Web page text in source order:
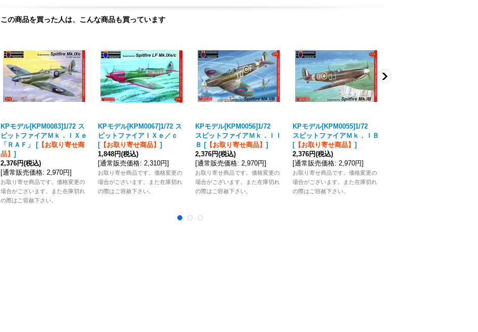
この商品を買った人は、こんな商品も買っています
KPモデル[KPM0083]1/72 ス
ピットファイアＭｋ．ＩＸｅ
「ＲＡＦ」
[【お取り寄せ商
品】 ]
2,376円(税込)
[通常販売価格: 2,970円]
お取り寄せ商品です。価格変更の
場合がございます。また在庫切れ
の際はご容赦下さい。
KPモデル[KPM0067]1/72 ス
ピットファイアＩＸｅ／ｃ
[【お取り寄せ商品】 ]
1,848円(税込)
[通常販売価格: 2,310円]
お取り寄せ商品です。価格変更の
場合がございます。また在庫切れ
の際はご容赦下さい。
KPモデル[KPM0056]1/72
スピットファイアＭｋ．ＩＩ
Ｂ [【お取り寄せ商品】 ]
2,376円(税込)
[通常販売価格: 2,970円]
お取り寄せ商品です。価格変更の
場合がございます。また在庫切れ
の際はご容赦下さい。
KPモデル[KPM0055]1/72
スピットファイアＭｋ．ＩＢ
[【お取り寄せ商品】 ]
2,376円(税込)
[通常販売価格: 2,970円]
お取り寄せ商品です。価格変更の
場合がございます。また在庫切れ
の際はご容赦下さい。